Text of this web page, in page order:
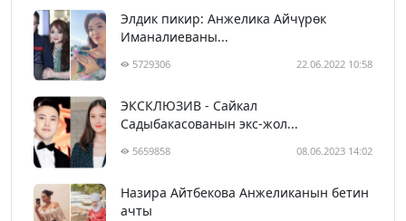
Элдик пикир: Анжелика Айчүрөк
Иманалиеваны...
5729306 22.06.2022 10:58
ЭКСКЛЮЗИВ - Сайкал
Садыбакасованын экс-жол...
5659858 08.06.2023 14:02
Назира Айтбекова Анжеликанын бетин
ачты